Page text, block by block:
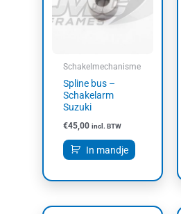
Schakelmechanisme
Spline bus –
Schakelarm
Suzuki
€45,00 incl. BTW
In mandje